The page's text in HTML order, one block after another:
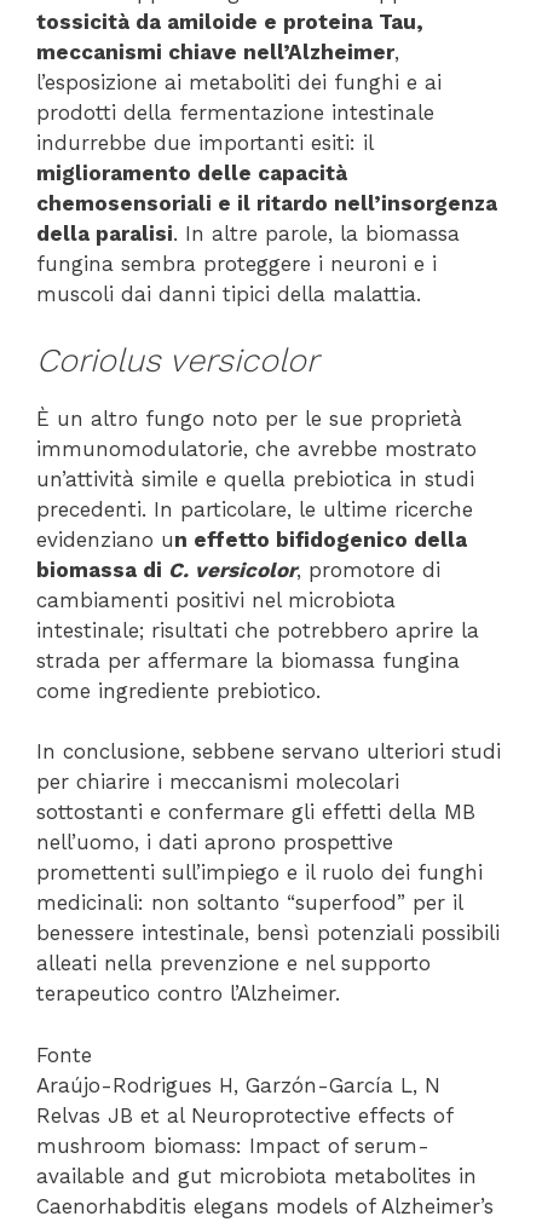
tossicità da amiloide e proteina Tau,
meccanismi chiave nell’Alzheimer,
l’esposizione ai metaboliti dei funghi e ai
prodotti della fermentazione intestinale
indurrebbe due importanti esiti: il
miglioramento delle capacità
chemosensoriali e il ritardo nell’insorgenza
della paralisi. In altre parole, la biomassa
fungina sembra proteggere i neuroni e i
muscoli dai danni tipici della malattia.
Coriolus versicolor
È un altro fungo noto per le sue proprietà
immunomodulatorie, che avrebbe mostrato
un’attività simile e quella prebiotica in studi
precedenti. In particolare, le ultime ricerche
evidenziano un effetto bifidogenico della
biomassa di C. versicolor, promotore di
cambiamenti positivi nel microbiota
intestinale; risultati che potrebbero aprire la
strada per affermare la biomassa fungina
come ingrediente prebiotico.
In conclusione, sebbene servano ulteriori studi
per chiarire i meccanismi molecolari
sottostanti e confermare gli effetti della MB
nell’uomo, i dati aprono prospettive
promettenti sull’impiego e il ruolo dei funghi
medicinali: non soltanto “superfood” per il
benessere intestinale, bensì potenziali possibili
alleati nella prevenzione e nel supporto
terapeutico contro l’Alzheimer.
Fonte
Araújo-Rodrigues H, Garzón-García L, N
Relvas JB et al Neuroprotective effects of
mushroom biomass: Impact of serum-
available and gut microbiota metabolites in
Caenorhabditis elegans models of Alzheimer’s